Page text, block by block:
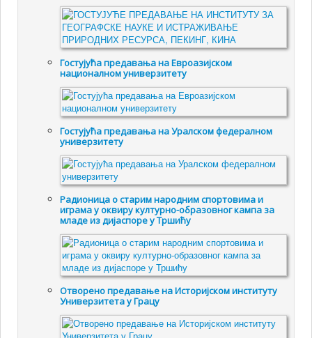
Гостујућа предавања на Евроазијском
националном универзитету
Гостујућа предавања на Уралском федералном
универзитету
Радионица о старим народним спортовима и
играма у оквиру културно-образовног кампа за
младе из дијаспоре у Тршићу
Отворено предавање на Историјском институту
Универзитета у Грацу